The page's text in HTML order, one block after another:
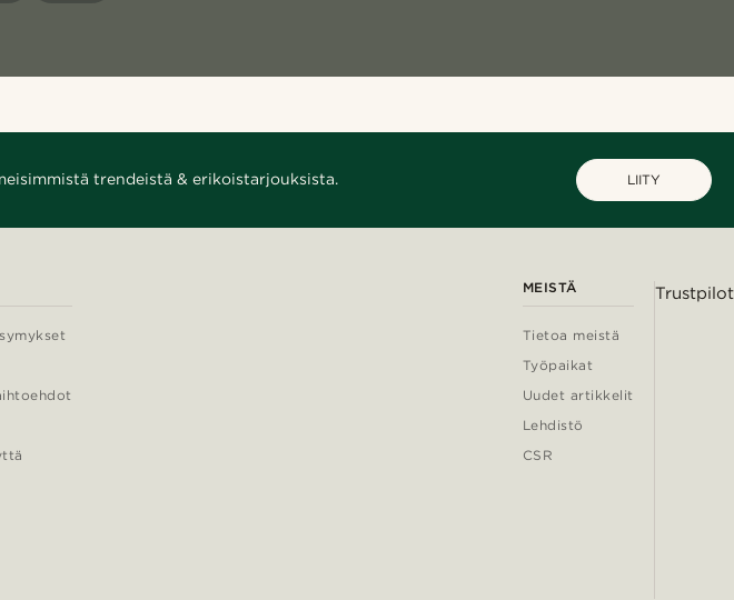
trendeistä & erikoistarjouksista. LIITY
MEISTÄ
Tietoa meistä
Työpaikat
Uudet artikkelit
Lehdistö
CSR
Trustpilot